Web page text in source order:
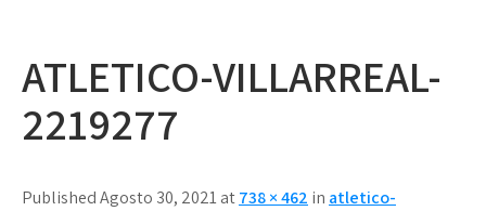
ATLETICO-VILLARREAL-
2219277
Published Agosto 30, 2021 at738 × 462 in atletico-